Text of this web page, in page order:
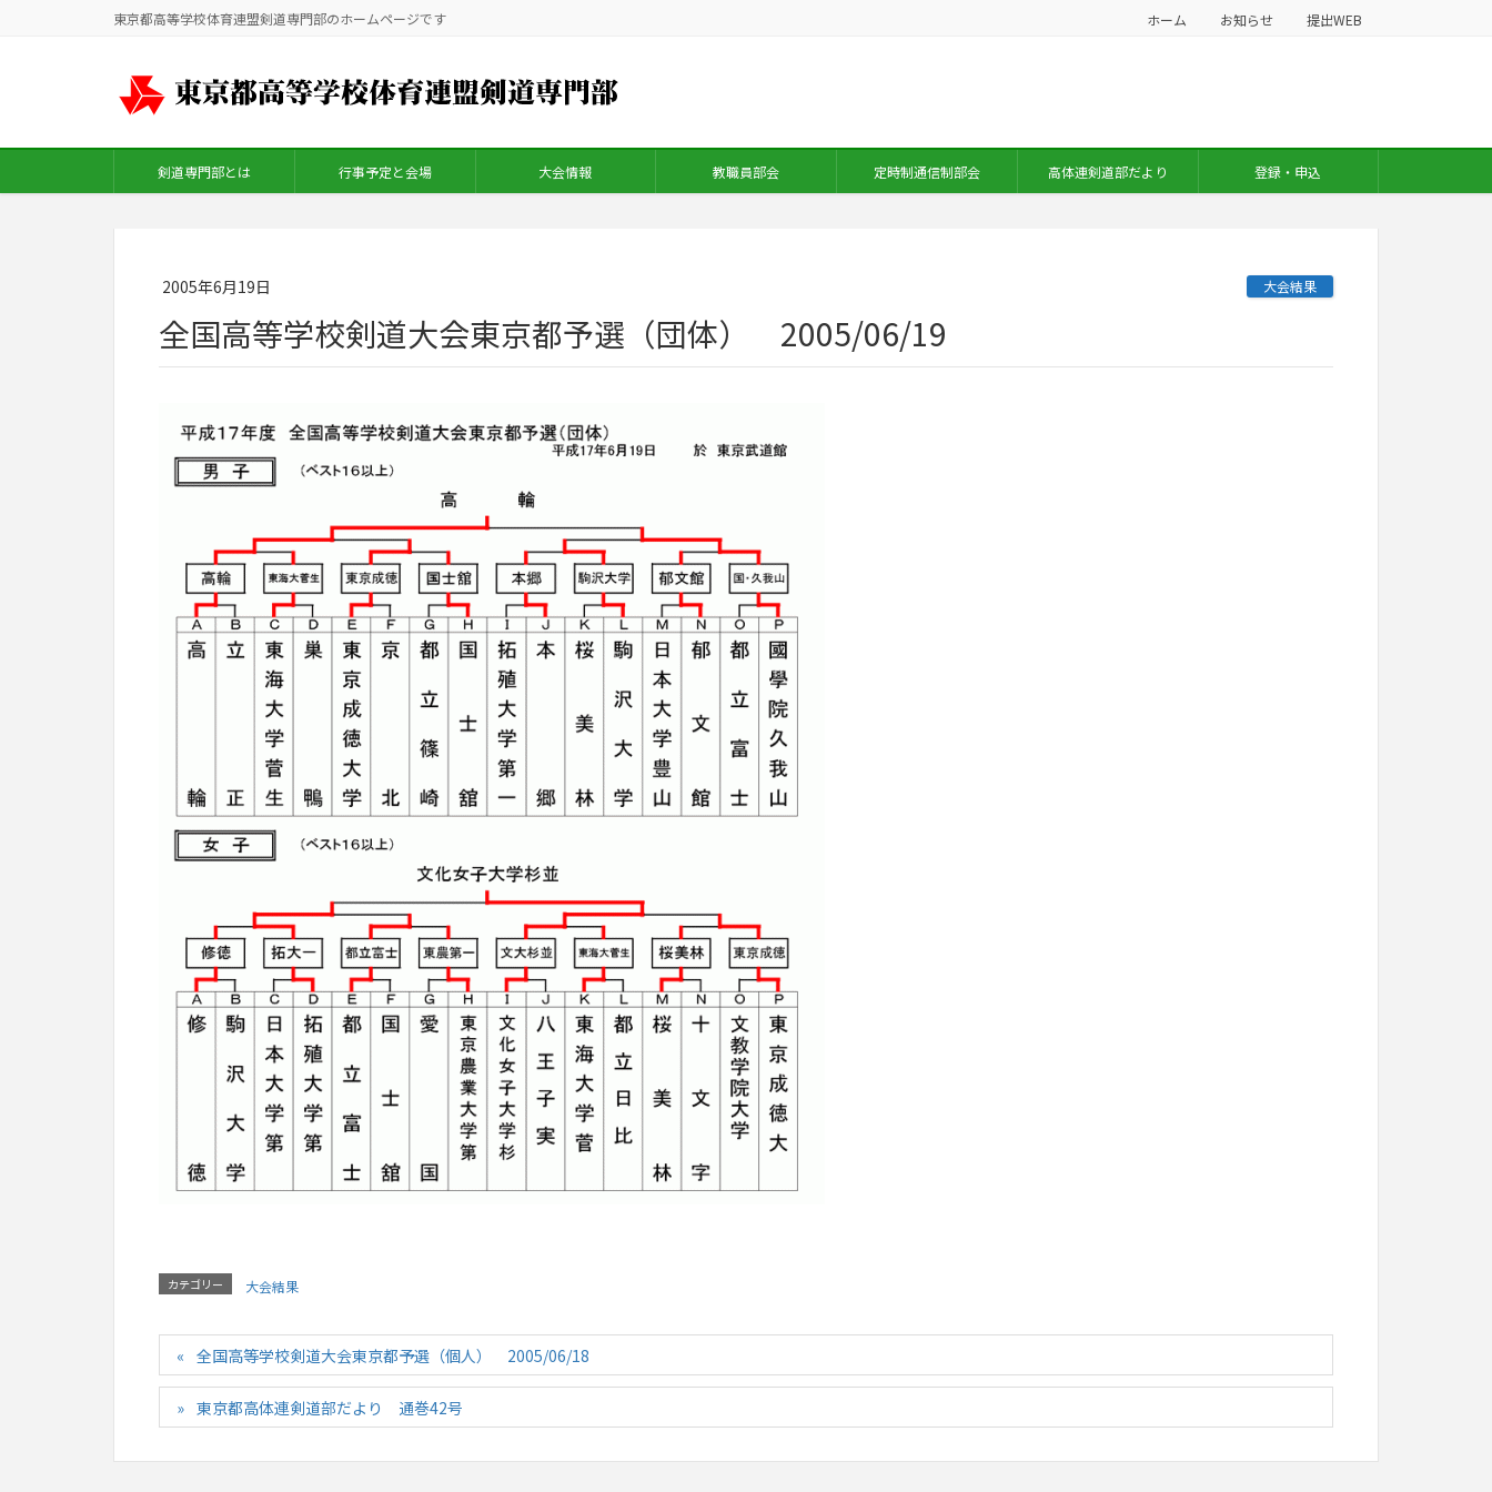
東京都高等学校体育連盟剣道専門部のホームページです ホーム お知らせ 提出WEB
剣道専門部とは 行事予定と会場 大会情報 教職員部会 定時制通信制部会 高体連剣道部だより 登録・申込
2005年6月19日 大会結果
全国高等学校剣道大会東京都予選（団体） 2005/06/19
カテゴリー 大会結果
全国高等学校剣道大会東京都予選（個人） 2005/06/18
東京都高体連剣道部だより 通巻42号